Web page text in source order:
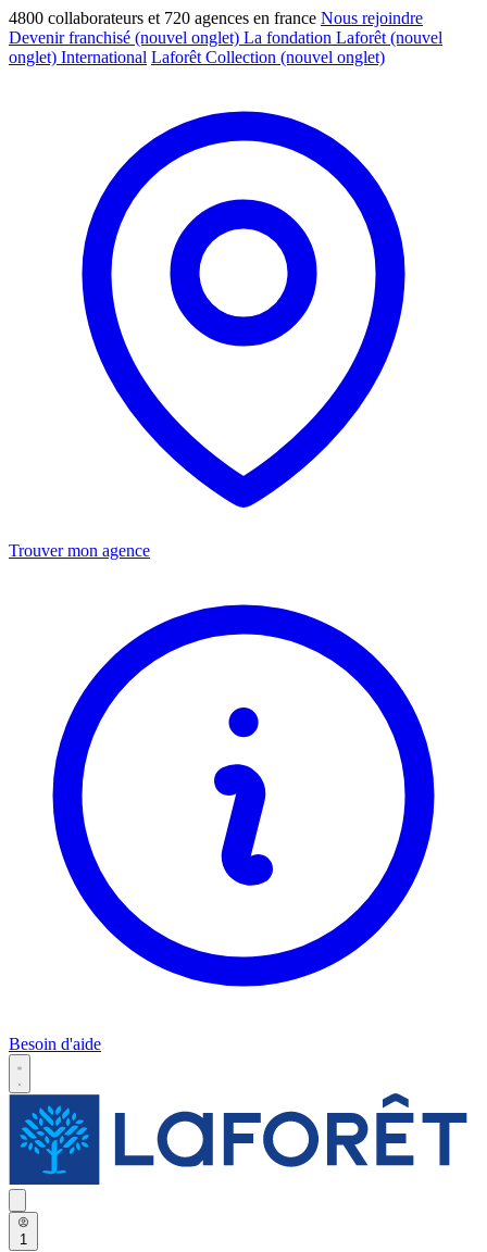
4800 collaborateurs et 720 agences en france Nous rejoindre
Devenir franchisé (nouvel onglet) La fondation Laforêt (nouvel
onglet) International Laforêt Collection (nouvel onglet)
Trouver mon agence
Besoin d'aide
1